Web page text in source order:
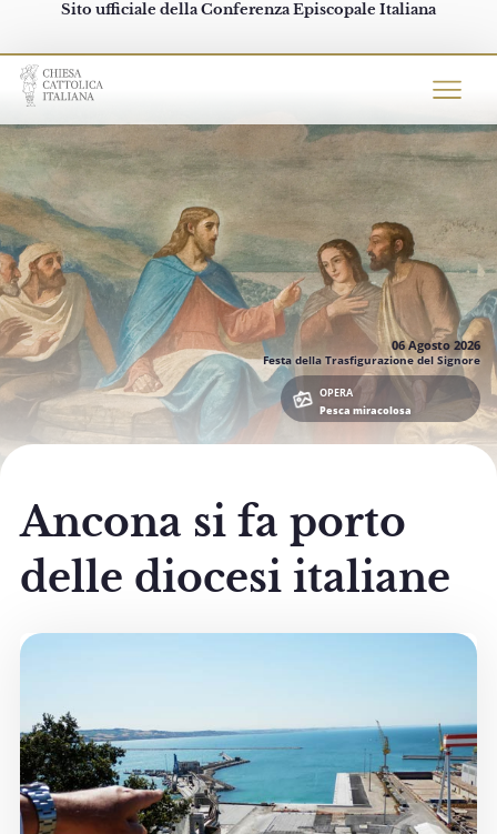
Sito ufficiale della Conferenza Episcopale Italiana
Chiesacattolica.it
06 Agosto 2026
Festa della Trasfigurazione del Signore
OPERA
Pesca miracolosa
Ancona si fa porto
delle diocesi italiane